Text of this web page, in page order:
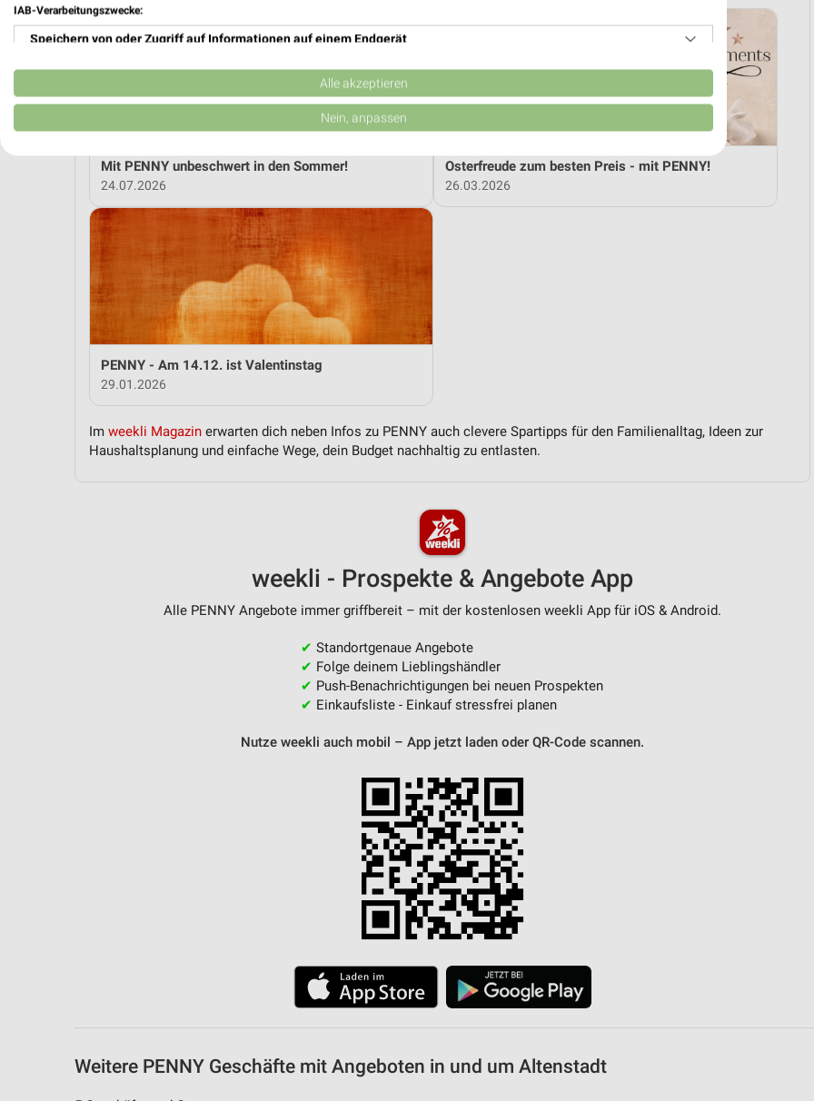
Mit PENNY unbeschwert in den Sommer!
24.07.2026
Osterfreude zum besten Preis - mit PENNY!
26.03.2026
PENNY - Am 14.12. ist Valentinstag
29.01.2026
Im weekli Magazin erwarten dich neben Infos zu PENNY auch clevere Spartipps für den Familienalltag, Ideen zur
Haushaltsplanung und einfache Wege, dein Budget nachhaltig zu entlasten.
weekli - Prospekte & Angebote App
Alle PENNY Angebote immer griffbereit – mit der kostenlosen weekli App für iOS & Android.
✔ Standortgenaue Angebote
✔ Folge deinem Lieblingshändler
✔ Push-Benachrichtigungen bei neuen Prospekten
✔ Einkaufsliste - Einkauf stressfrei planen
Nutze weekli auch mobil – App jetzt laden oder QR-Code scannen.
Weitere PENNY Geschäfte mit Angeboten in und um Altenstadt
IAB-Verarbeitungszwecke:
Speichern von oder Zugriff auf Informationen auf einem Endgerät
Verwendung reduzierter Daten zur Auswahl von Werbeanzeigen
Erstellung von Profilen für personalisierte Werbung
Erstellung von Profilen zur Personalisierung von Inhalten
Verwendung von Profilen zur Auswahl personalisierter Inhalte
Messung der Werbeleistung
Messung der Performance von Inhalten
Analyse von Zielgruppen durch Statistiken oder Kombinationen von Daten aus verschiedenen
Entwicklung und Verbesserung der Angebote
Verwendung reduzierter Daten zur Auswahl von Inhalten
IAB-Besonderheiten:
Geräte anhand von aktiv angeforderten Informationen identifizieren
Alle akzeptieren
Nein, anpassen